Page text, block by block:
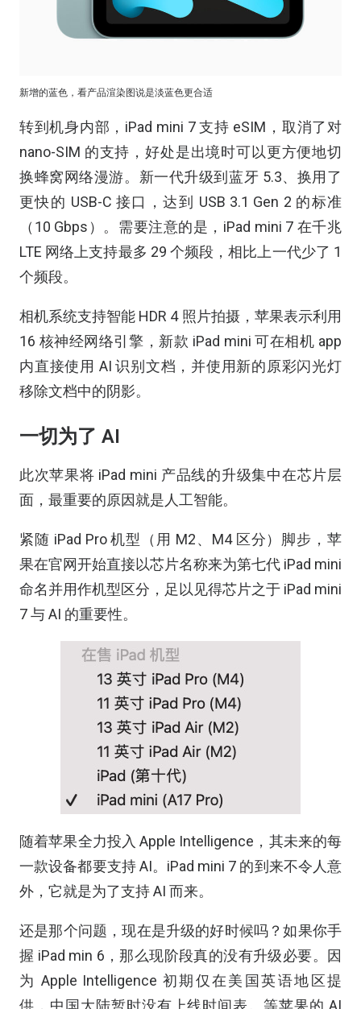
新增的蓝色，看产品渲染图说是淡蓝色更合适
转到机身内部，iPad mini 7 支持 eSIM，取消了对
nano-SIM 的支持，好处是出境时可以更方便地切
换蜂窝网络漫游。新一代升级到蓝牙 5.3、换用了
更快的 USB-C 接口，达到 USB 3.1 Gen 2 的标准
（10 Gbps）。需要注意的是，iPad mini 7 在千兆
LTE 网络上支持最多 29 个频段，相比上一代少了 1
个频段。
相机系统支持智能 HDR 4 照片拍摄，苹果表示利用
16 核神经网络引擎，新款 iPad mini 可在相机 app
内直接使用 AI 识别文档，并使用新的原彩闪光灯
移除文档中的阴影。
一切为了 AI
此次苹果将 iPad mini 产品线的升级集中在芯片层
面，最重要的原因就是人工智能。
紧随 iPad Pro 机型（用 M2、M4 区分）脚步，苹
果在官网开始直接以芯片名称来为第七代 iPad mini
命名并用作机型区分，足以见得芯片之于 iPad mini
7 与 AI 的重要性。
随着苹果全力投入 Apple Intelligence，其未来的每
一款设备都要支持 AI。iPad mini 7 的到来不令人意
外，它就是为了支持 AI 而来。
还是那个问题，现在是升级的好时候吗？如果你手
握 iPad min 6，那么现阶段真的没有升级必要。因
为 Apple Intelligence 初期仅在美国英语地区提
供，中国大陆暂时没有上线时间表。等苹果的 AI